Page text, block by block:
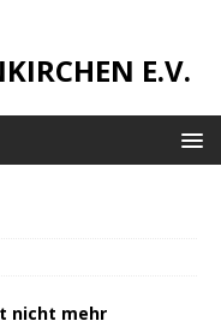
E.V.
nicht mehr